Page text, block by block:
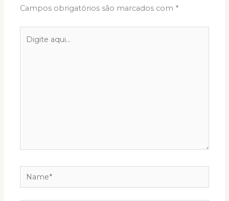
Campos obrigatórios são marcados com *
aqui...
Name*